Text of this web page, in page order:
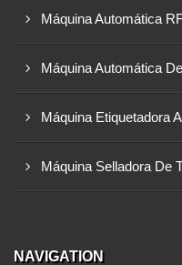
Máquina Selladora De
NAVIGATION